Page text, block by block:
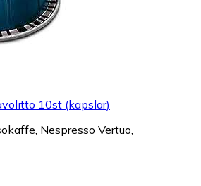
10st (kapslar)
Nespresso Vertuo,